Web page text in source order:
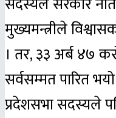
मुख्यमन्त्रीले
। तर, ३३ अर्ब ४७
सर्वसम्मत पारित
प्रदेशसभा सदस्यले